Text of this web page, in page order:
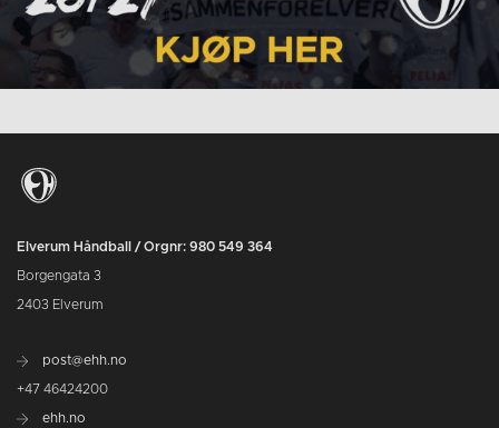
Elverum Håndball / Orgnr: 980 549 364
Borgengata 3
2403 Elverum
post@ehh.no
+47 46424200
ehh.no